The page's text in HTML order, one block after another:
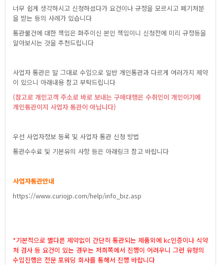
너무쉽게생각하시고신청하셨다가요건이나규정을모르시고폐기처분
을받는등의사례가있습니다
통관물건에대한책임은화주이신본인책임이니신청전에미리규정등을
알아보시는것을추천드립니다
사업자통관은말그대로수입으로일반개인통관과다르게여러가지제약
이있으니아래내용참고부탁드립니다
(참고로개인고객주소로바로보내는구매대행은수취인이개인이기에
개인통관이지사업자통관이아닙니다)
우선사업자정보등록및사업자통관신청방법
통관수수료및기본유의사항등은아래링크참고바랍니다
사업자통관안내
https://www.curiojp.com/help/info_biz.asp
*기본적으로별다른제약없이간단히통관되는제품외에kc인증이나식약
처검사등요건이있는경우는저희쪽에서진행이어려우니그런유형의
수입진행은전문포워딩회사를통해서진행바랍니다